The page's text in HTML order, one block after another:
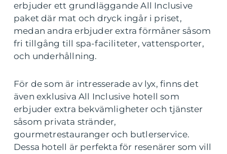
erbjuder ett grundläggande All Inclusive
paket där mat och dryck ingår i priset,
medan andra erbjuder extra förmåner såsom
fri tillgång till spa-faciliteter, vattensporter,
och underhållning.
För de som är intresserade av lyx, finns det
även exklusiva All Inclusive hotell som
erbjuder extra bekvämligheter och tjänster
såsom privata stränder,
gourmetrestauranger och butlerservice.
Dessa hotell är perfekta för resenärer som vill